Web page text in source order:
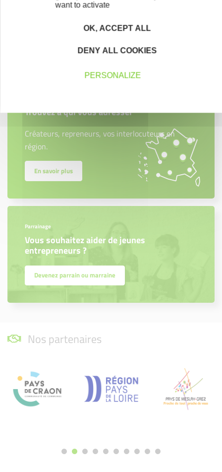
Contactez-nous ! Cliquez ici
Trouvez à qui vous adresser
Créateurs, repreneurs, vos interlocuteurs en
région.
En savoir plus
Parrainage
Vous souhaitez aider de jeunes
entrepreneurs ?
Devenez parrain ou marraine
Nos partenaires
want to activate
OK, ACCEPT ALL
DENY ALL COOKIES
PERSONALIZE